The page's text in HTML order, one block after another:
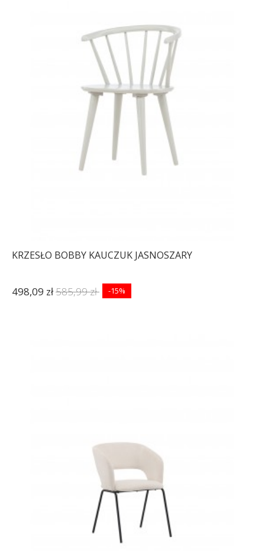
KRZESŁO BOBBY KAUCZUK JASNOSZARY
498,09 zł585,99 zł -15%